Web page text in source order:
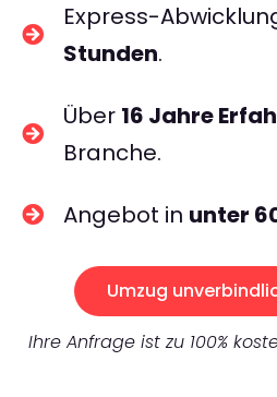
Express-
Stunden.
Über 16 Jahre
Branche.
Angebot in unter
Umzug
Ihre Anfrage ist zu 100%